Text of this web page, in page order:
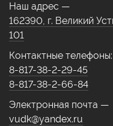
Наш адрес —
162390, г. Великий
101
Контактные телефоны:
8-817-38-2-29-45
8-817-38-2-66-84
Электронная почта —
vudk@yandex.ru